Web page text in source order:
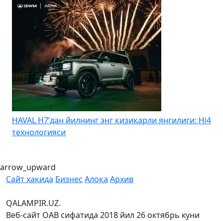
HAVAL H7’дан йилнинг энг қизиқарли янгилиги: Hi4
технологияси
arrow_upward
Сайт хақида Бизнес Алоқа Архив
QALAMPIR.UZ.
Веб-сайт ОАВ сифатида 2018 йил 26 октябрь куни